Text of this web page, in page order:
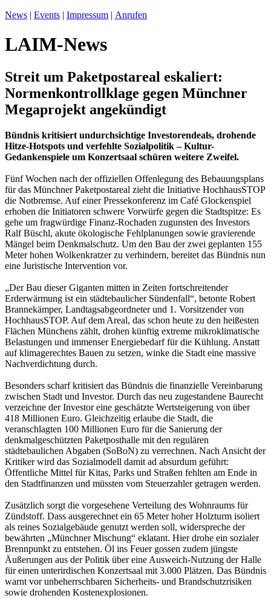
News | Events | Impressum | Anrufen
LAIM-News
Streit um Paketpostareal eskaliert:
Normenkontrollklage gegen Münchner
Megaprojekt angekündigt
Bündnis kritisiert undurchsichtige Investorendeals, drohende
Hitze-Hotspots und verfehlte Sozialpolitik – Kultur-
Gedankenspiele um Konzertsaal schüren weitere Zweifel.
Fünf Wochen nach der offiziellen Offenlegung des Bebauungsplans
für das Münchner Paketpostareal zieht die Initiative HochhausSTOP
die Notbremse. Auf einer Pressekonferenz im Café Glockenspiel
erhoben die Initiatoren schwere Vorwürfe gegen die Stadtspitze: Es
gehe um fragwürdige Finanz-Rochaden zugunsten des Investors
Ralf Büschl, akute ökologische Fehlplanungen sowie gravierende
Mängel beim Denkmalschutz. Um den Bau der zwei geplanten 155
Meter hohen Wolkenkratzer zu verhindern, bereitet das Bündnis nun
eine Juristische Intervention vor.
„Der Bau dieser Giganten mitten in Zeiten fortschreitender
Erderwärmung ist ein städtebaulicher Sündenfall“, betonte Robert
Brannekämper, Landtagsabgeordneter und 1. Vorsitzender von
HochhausSTOP. Auf dem Areal, das schon heute zu den heißesten
Flächen Münchens zählt, drohen künftig extreme mikroklimatische
Belastungen und immenser Energiebedarf für die Kühlung. Anstatt
auf klimagerechtes Bauen zu setzen, winke die Stadt eine massive
Nachverdichtung durch.
Besonders scharf kritisiert das Bündnis die finanzielle Vereinbarung
zwischen Stadt und Investor. Durch das neu zugestandene Baurecht
verzeichne der Investor eine geschätzte Wertsteigerung von über
418 Millionen Euro. Gleichzeitig erlaube die Stadt, die
veranschlagten 100 Millionen Euro für die Sanierung der
denkmalgeschützten Paketposthalle mit den regulären
städtebaulichen Abgaben (SoBoN) zu verrechnen. Nach Ansicht der
Kritiker wird das Sozialmodell damit ad absurdum geführt:
Öffentliche Mittel für Kitas, Parks und Straßen fehlten am Ende in
den Stadtfinanzen und müssten vom Steuerzahler getragen werden.
Zusätzlich sorgt die vorgesehene Verteilung des Wohnraums für
Zündstoff. Dass ausgerechnet ein 65 Meter hoher Holzturm isoliert
als reines Sozialgebäude genutzt werden soll, widerspreche der
bewährten „Münchner Mischung“ eklatant. Hier drohe ein sozialer
Brennpunkt zu entstehen. Öl ins Feuer gossen zudem jüngste
Äußerungen aus der Politik über eine Ausweich-Nutzung der Halle
für einen unterirdischen Konzertsaal mit 3.000 Plätzen. Das Bündnis
warnt vor unbeherrschbaren Sicherheits- und Brandschutzrisiken
sowie drohenden Kostenexplosionen.